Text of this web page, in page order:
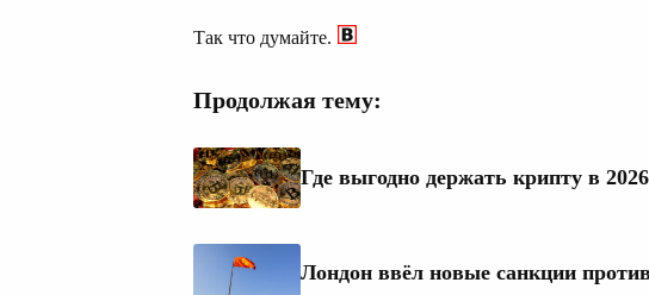
Так что думайте.
Продолжая тему:
Где выгодно держать крипту в
Лондон ввёл новые санкции